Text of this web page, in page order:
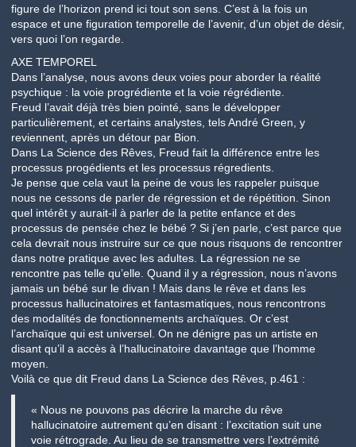
figure de l’horizon prend ici tout son sens. C’est à la fois un
espace et une figuration temporelle de l’avenir, d’un objet de désir,
vers quoi l’on regarde.
AXE TEMPOREL
Dans l’analyse, nous avons deux voies pour aborder la réalité
psychique : la voie progrédiente et la voie régrédiente.
Freud l’avait déjà très bien pointé, sans le développer
particulièrement, et certains analystes, tels André Green, y
reviennent, après un détour par Bion.
Dans La Science des Rêves, Freud fait la différence entre les
processus progédients et les processus régredients.
Je pense que cela vaut la peine de vous les rappeler puisque
nous ne cessons de parler de régression et de répétition. Sinon
quel intérêt y aurait-il à parler de la petite enfance et des
processus de pensée chez le bébé ? Si j’en parle, c’est parce que
cela devrait nous instruire sur ce que nous risquons de rencontrer
dans notre pratique avec les adultes. La régression ne se
rencontre pas telle qu’elle. Quand il y a régression, nous n’avons
jamais un bébé sur le divan ! Mais dans le rêve et dans les
processus hallucinatoires et fantasmatiques, nous rencontrons
des modalités de fonctionnements archaïques. Or c’est
l’archaïque qui est universel. On ne dénigre pas un artiste en
disant qu’il a accès à l’hallucinatoire davantage que l’homme
moyen.
Voilà ce que dit Freud dans La Science des Rêves, p.461 :
« Nous ne pouvons pas décrire la marche du rêve
hallucinatoire autrement qu’en disant : l’excitation suit une
voie rétrograde. Au lieu de se transmettre vers l’extrémité